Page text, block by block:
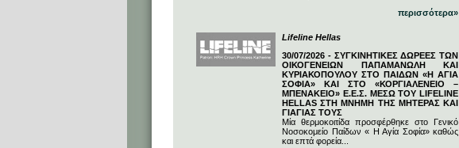
περισσότερα»
Lifeline Hellas
30/07/2026 - ΣΥΓΚΙΝΗΤΙΚΕΣ ΔΩΡΕΕΣ ΤΩΝ
ΟΙΚΟΓΕΝΕΙΩΝ ΠΑΠΑΜΑΝΩΛΗ ΚΑΙ
ΚΥΡΙΑΚΟΠΟΥΛΟΥ ΣΤΟ ΠΑΙΔΩΝ «Η ΑΓΙΑ
ΣΟΦΙΑ» ΚΑΙ ΣΤΟ «ΚΟΡΓΙΑΛΕΝΕΙΟ –
ΜΠΕΝΑΚΕΙΟ» Ε.Ε.Σ. ΜΕΣΩ ΤΟΥ LIFELINE
HELLAS ΣΤΗ ΜΝΗΜΗ ΤΗΣ ΜΗΤΕΡΑΣ ΚΑΙ
ΓΙΑΓΙΑΣ ΤΟΥΣ
Μία θερμοκοιτίδα προσφέρθηκε στο Γενικό
Νοσοκομείο Παίδων « Η Αγία Σοφία» καθώς
και επτά φορεία...